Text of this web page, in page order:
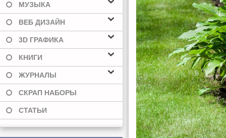
МУЗЫКА
ВЕБ ДИЗАЙН
3D ГРАФИКА
КНИГИ
ЖУРНАЛЫ
СКРАП НАБОРЫ
СТАТЬИ